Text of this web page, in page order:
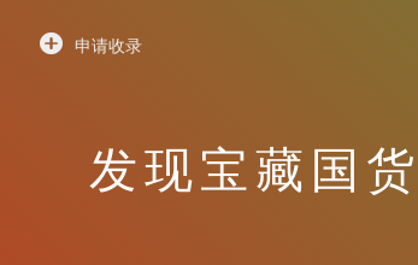
申请收录
发现宝藏国货